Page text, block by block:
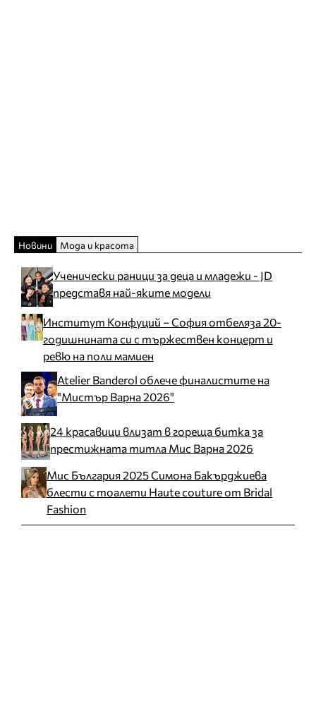
Новини Мода и красота
Ученически раници за деца и младежи - JD
представя най-яките модели
Институт Конфуций – София отбеляза 20-
годишнината си с тържествен концерт и
ревю на поли мамиен
Atelier Banderol облече финалистите на
"Мистър Варна 2026"
24 красавици влизат в гореща битка за
престижната титла Мис Варна 2026
Мис България 2025 Симона Бакърджиева
блести с тоалети Haute couture от Bridal
Fashion